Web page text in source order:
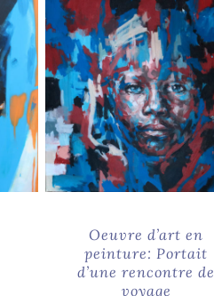
Oeuvre d’art en
peinture: Portait
d’une rencontre de
voyage